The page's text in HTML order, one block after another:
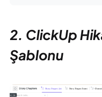
2. ClickUp
Şablonu